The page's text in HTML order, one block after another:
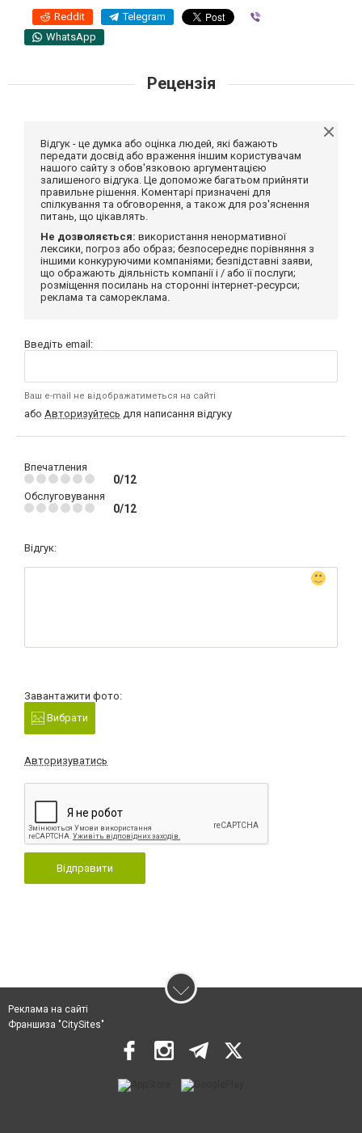
Reddit Telegram
WhatsApp
Рецензія
Відгук - це думка або оцінка людей, які бажають
передати досвід або враження іншим користувачам
нашого сайту з обов'язковою аргументацією
залишеного відгука. Це допоможе багатьом прийняти
правильне рішення. Коментарі призначені для
спілкування та обговорення, а також для роз'яснення
питань, що цікавлять.
Не дозволяється: використання ненормативної
лексики, погроз або образ; безпосереднє порівняння з
іншими конкуруючими компаніями; безпідставні заяви,
що ображають діяльність компанії і / або її послуги;
розміщення посилань на сторонні інтернет-ресурси;
реклама та самореклама.
Введіть email:
Ваш e-mail не відображатиметься на сайті
або Авторизуйтесь для написання відгуку
Впечатления
0/12
Обслуговування
0/12
Відгук:
Завантажити фото:
Вибрати
Авторизуватись
Відправити
Реклама на сайті
Франшиза "CitySites"